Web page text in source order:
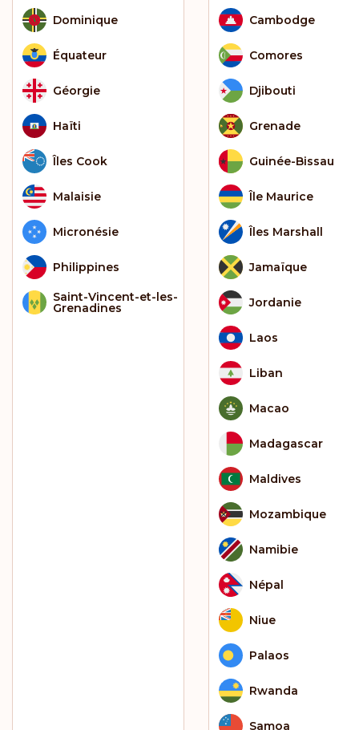
Dominique
Équateur
Géorgie
Haïti
Îles Cook
Malaisie
Micronésie
Philippines
Saint-Vincent-et-les-
Grenadines
Cambodge
Comores
Djibouti
Grenade
Guinée-Bissau
Île Maurice
Îles Marshall
Jamaïque
Jordanie
Laos
Liban
Macao
Madagascar
Maldives
Mozambique
Namibie
Népal
Niue
Palaos
Rwanda
Samoa